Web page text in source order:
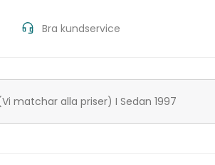
Bra kundservice